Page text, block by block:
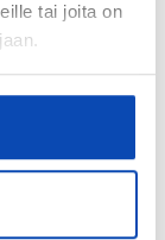
tai joita on
kuluessa
Tontilla
tonttia ei